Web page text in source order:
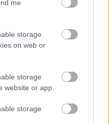
me
storage
on web or
storage
website or app.
storage
με την